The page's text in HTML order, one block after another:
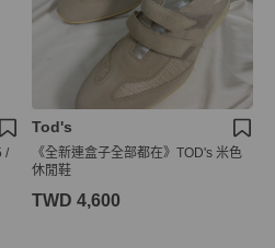
/
Tod's
《全新連盒子全部都在》TOD's 米色
休閒鞋
TWD 4,600